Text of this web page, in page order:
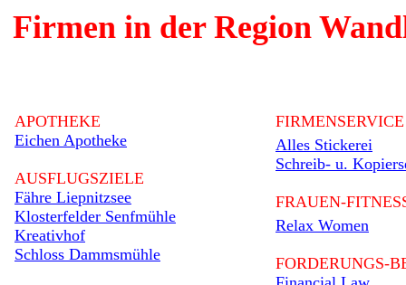
Firmen in der Region
APOTHEKE
Eichen Apotheke
AUSFLUGSZIELE
Fähre Liepnitzsee
Klosterfelder Senfmühle
Kreativhof
Schloss Dammsmühle
FIRMENSERVICE
Alles Stickerei
Schreib- u.
FRAUEN-
Relax Women
FORDERUNGS-